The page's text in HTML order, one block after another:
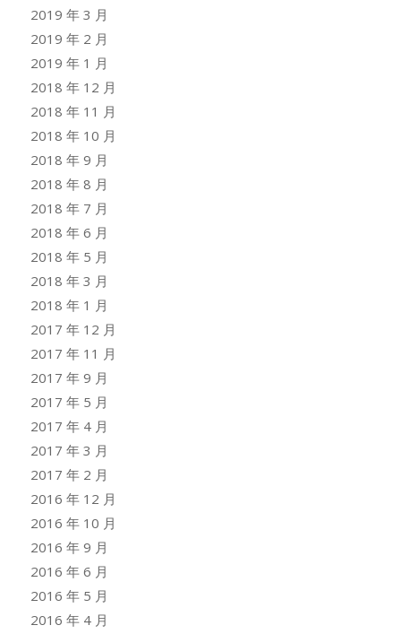
2019 年 3 月
2019 年 2 月
2019 年 1 月
2018 年 12 月
2018 年 11 月
2018 年 10 月
2018 年 9 月
2018 年 8 月
2018 年 7 月
2018 年 6 月
2018 年 5 月
2018 年 3 月
2018 年 1 月
2017 年 12 月
2017 年 11 月
2017 年 9 月
2017 年 5 月
2017 年 4 月
2017 年 3 月
2017 年 2 月
2016 年 12 月
2016 年 10 月
2016 年 9 月
2016 年 6 月
2016 年 5 月
2016 年 4 月